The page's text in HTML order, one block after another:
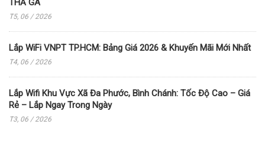
THẢ GA
T5, 06 / 2026
Lắp WiFi VNPT TP.HCM: Bảng Giá 2026 & Khuyến Mãi Mới Nhất
T4, 06 / 2026
Lắp Wifi Khu Vực Xã Đa Phước, Bình Chánh: Tốc Độ Cao – Giá
Rẻ – Lắp Ngay Trong Ngày
T3, 06 / 2026